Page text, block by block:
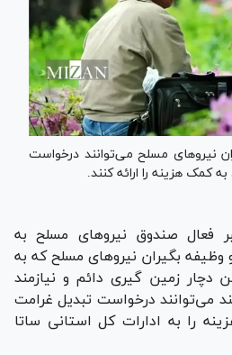
نیرو‌های مسلح می‌توانند درخواست
کمک هزینه را ارائه کنند.
فعال صندوق نیرو‌های مسلح به
بگیران نیرو‌های مسلح که به
دچار زمین گیری دائم و نیازمند
می‌توانند درخواست تبدیل غرامت
را به ادارات کل استانی ساتا